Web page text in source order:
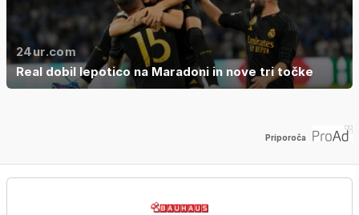
24ur.com
Real dobil lepotico na Maradoni in nove tri točke
Priporoča